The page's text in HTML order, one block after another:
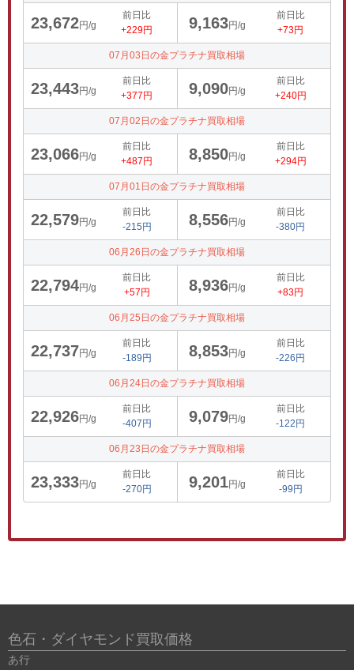
23,672円/g
前日比
+229円
9,163円/g
前日比
+73円
07月03日の金プラチナ買取相場
23,443円/g
前日比
+377円
9,090円/g
前日比
+240円
07月02日の金プラチナ買取相場
23,066円/g
前日比
+487円
8,850円/g
前日比
+294円
07月01日の金プラチナ買取相場
22,579円/g
前日比
-215円
8,556円/g
前日比
-380円
06月26日の金プラチナ買取相場
22,794円/g
前日比
+57円
8,936円/g
前日比
+83円
06月25日の金プラチナ買取相場
22,737円/g
前日比
-189円
8,853円/g
前日比
-226円
06月24日の金プラチナ買取相場
22,926円/g
前日比
-407円
9,079円/g
前日比
-122円
06月23日の金プラチナ買取相場
23,333円/g
前日比
-270円
9,201円/g
前日比
-99円
色石・ダイヤモンド買取価格
あ行